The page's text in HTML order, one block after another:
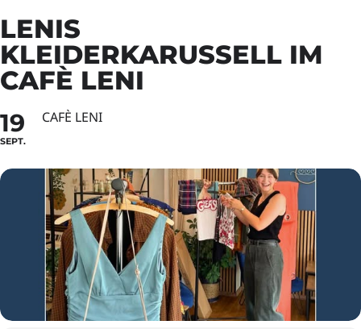
LENIS
KLEIDERKARUSSELL IM
CAFÈ LENI
19
SEPT.
CAFÈ LENI